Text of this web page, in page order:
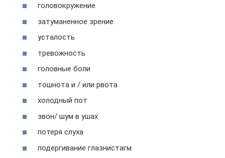
головокружение
затуманенное зрение
усталость
тревожность
головные боли
тошнота и / или рвота
холодный пот
звон/ шум в ушах
потеря слуха
подергивание глазнистагм